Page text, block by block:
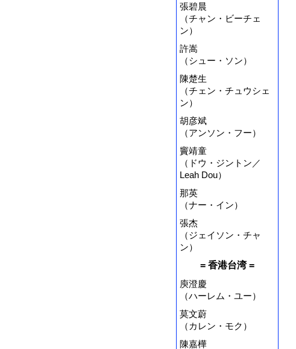
張碧晨
（チャン・ビーチェ
ン）
許嵩
（シュー・ソン）
陳楚生
（チェン・チュウシェ
ン）
胡彦斌
（アンソン・フー）
竇靖童
（ドウ・ジントン／
Leah Dou）
那英
（ナー・イン）
張杰
（ジェイソン・チャ
ン）
= 香港台湾 =
庾澄慶
（ハーレム・ユー）
莫文蔚
（カレン・モク）
陳嘉樺